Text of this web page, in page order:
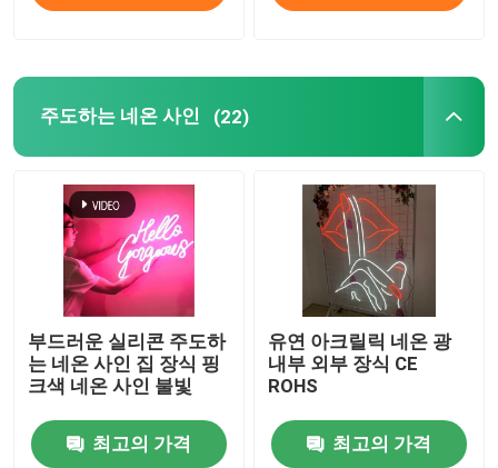
주도하는 네온 사인 (22)
부드러운 실리콘 주도하
는 네온 사인 집 장식 핑
크색 네온 사인 불빛
최고의 가격
유연 아크릴릭 네온 광
내부 외부 장식 CE
ROHS
최고의 가격